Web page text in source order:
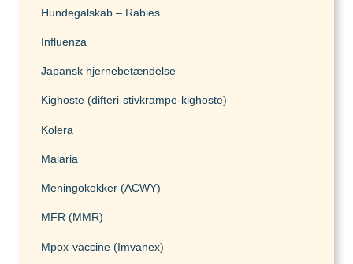
Søg og find anbefalinger
Søg efter destination
Sydafrika
Vietnam
Hundegalskab – Rabies
Influenza
Japansk hjernebetændelse
Kighoste (difteri-stivkrampe-kighoste)
Kolera
Malaria
Meningokokker (ACWY)
MFR (MMR)
Mpox-vaccine (Imvanex)